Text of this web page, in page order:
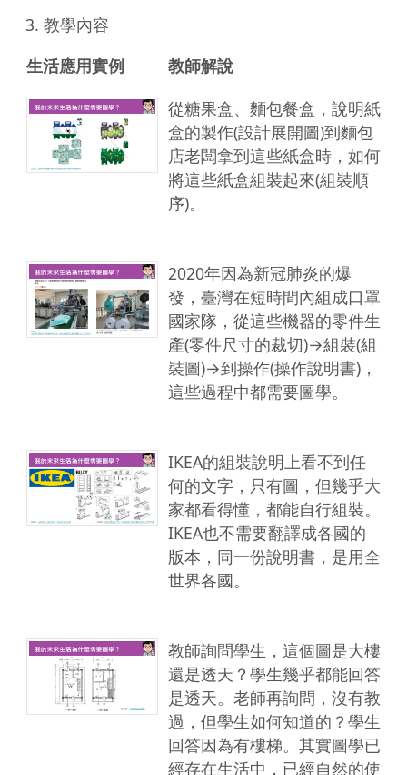
3. 教學內容
生活應用實例
教師解說
從糖果盒、麵包餐盒，說明紙
盒的製作(設計展開圖)到麵包
店老闆拿到這些紙盒時，如何
將這些紙盒組裝起來(組裝順
序)。
2020年因為新冠肺炎的爆
發，臺灣在短時間內組成口罩
國家隊，從這些機器的零件生
產(零件尺寸的裁切)→組裝(組
裝圖)→到操作(操作說明書)，
這些過程中都需要圖學。
IKEA的組裝說明上看不到任
何的文字，只有圖，但幾乎大
家都看得懂，都能自行組裝。
IKEA也不需要翻譯成各國的
版本，同一份說明書，是用全
世界各國。
教師詢問學生，這個圖是大樓
還是透天？學生幾乎都能回答
是透天。老師再詢問，沒有教
過，但學生如何知道的？學生
回答因為有樓梯。其實圖學已
經存在生活中，已經自然的使